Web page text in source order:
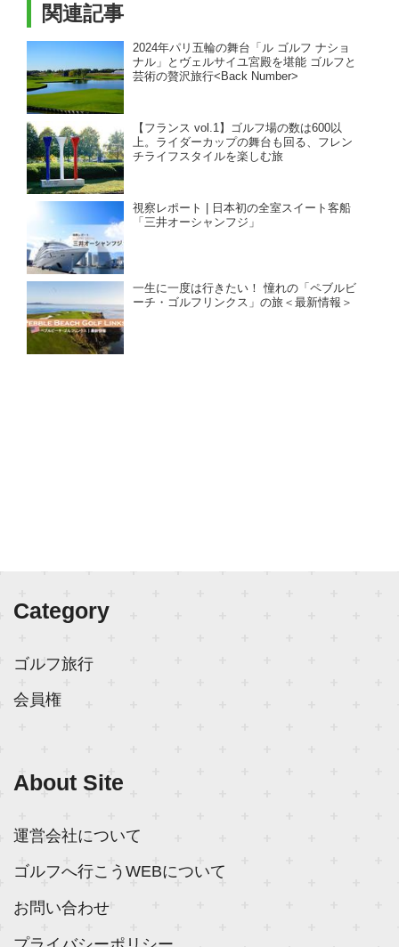
関連記事
2024年パリ五輪の舞台「ル ゴルフ ナショ
ナル」とヴェルサイユ宮殿を堪能 ゴルフと
芸術の贅沢旅行<Back Number>
【フランス vol.1】ゴルフ場の数は600以
上。ライダーカップの舞台も回る、フレン
チライフスタイルを楽しむ旅
視察レポート | 日本初の全室スイート客船
「三井オーシャンフジ」
一生に一度は行きたい！ 憧れの「ペブルビ
ーチ・ゴルフリンクス」の旅＜最新情報＞
Category
ゴルフ旅行
会員権
About Site
運営会社について
ゴルフへ行こうWEBについて
お問い合わせ